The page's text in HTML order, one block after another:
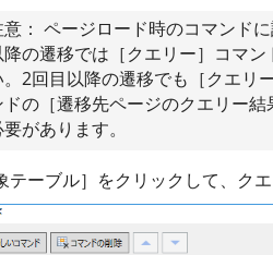
意： ページロード時のコマンド
降の遷移では［クエリー］コマ
。2回目以降の遷移でも［クエリ
ドの［遷移先ページのクエリー
があります。
テーブル］をクリックして、ク